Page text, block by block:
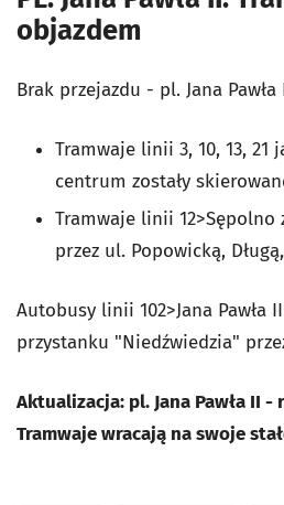
objazdem
Brak przejazdu - pl. Jana
Tramwaje linii 3, 10, 13, 21
centrum zostały
Tramwaje linii 12>Sępolno
przez ul. Popowicką,
Autobusy linii 102>Jana Pawła
przystanku "Niedźwiedzia"
Aktualizacja: pl. Jana Pawła II
Tramwaje wracają na swoje